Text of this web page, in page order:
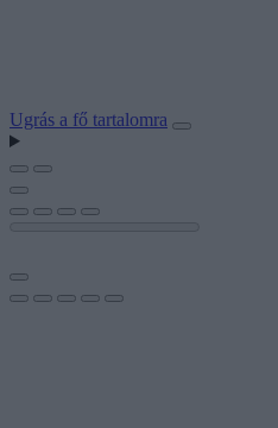
Ugrás a fő tartalomra